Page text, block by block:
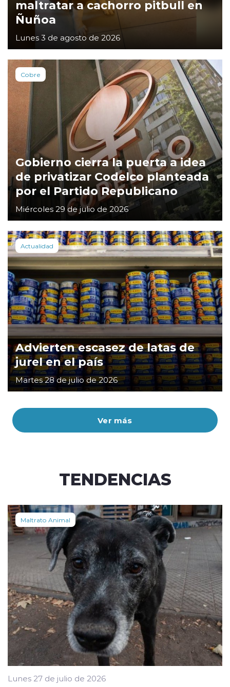
Ver más
maltratar a cachorro pitbull en
Ñuñoa
Lunes 3 de agosto de 2026
Cobre
Gobierno cierra la puerta a idea
de privatizar Codelco planteada
por el Partido Republicano
Miércoles 29 de julio de 2026
Actualidad
Advierten escasez de latas de
jurel en el país
Martes 28 de julio de 2026
TENDENCIAS
Maltrato Animal
Lunes 27 de julio de 2026